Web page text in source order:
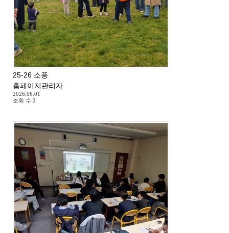
25-26 소풍
홈페이지관리자
2026.06.01
조회 수 2